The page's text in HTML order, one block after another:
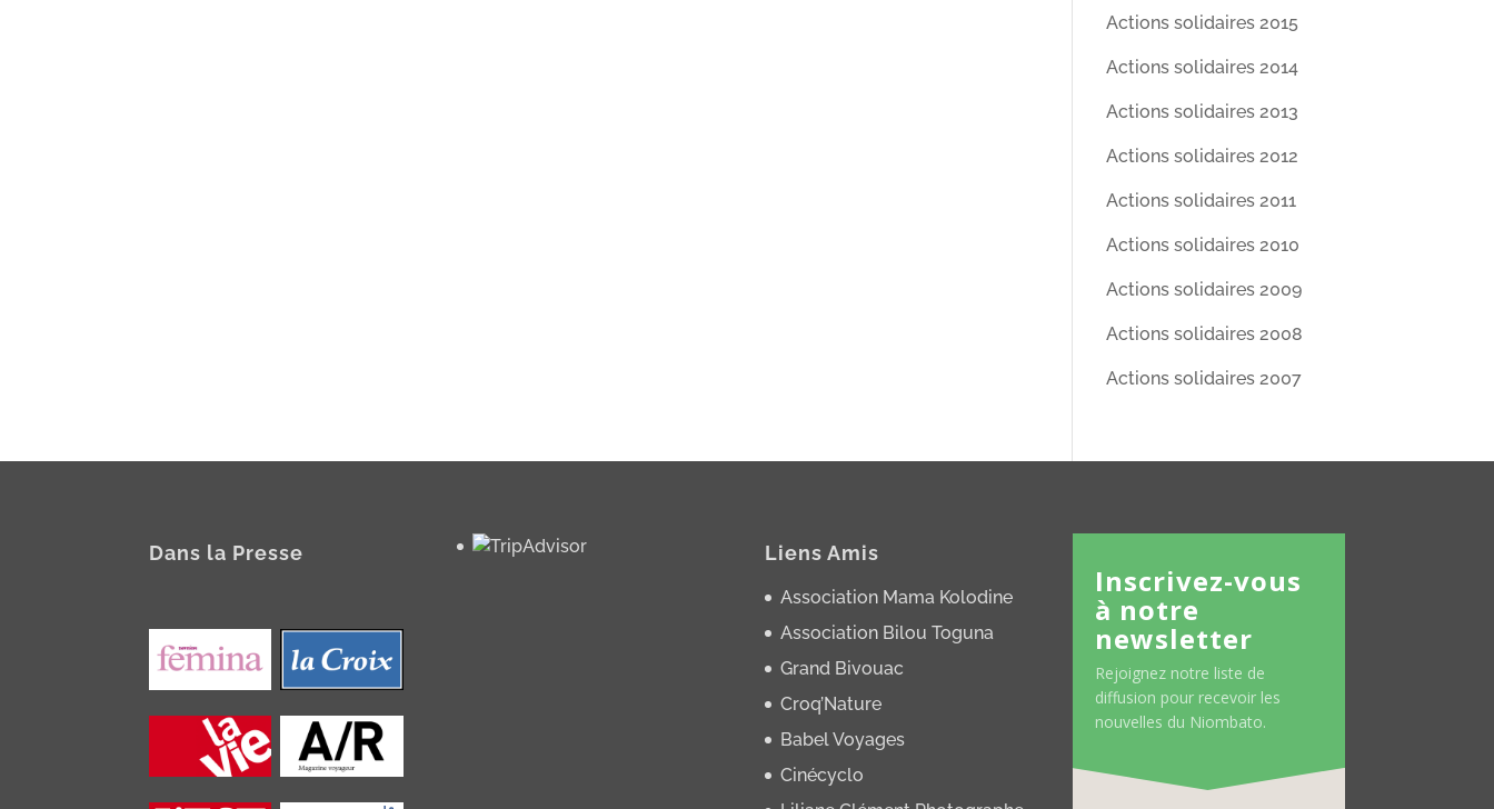
Actions solidaires 2015
Actions solidaires 2014
Actions solidaires 2013
Actions solidaires 2012
Actions solidaires 2011
Actions solidaires 2010
Actions solidaires 2009
Actions solidaires 2008
Actions solidaires 2007
Dans la Presse Liens Amis
Association Mama Kolodine
Association Bilou Toguna
Grand Bivouac
Croq’Nature
Babel Voyages
Cinécyclo
Inscrivez-vous
à notre
newsletter
Rejoignez notre liste de
diffusion pour recevoir les
nouvelles du Niombato.